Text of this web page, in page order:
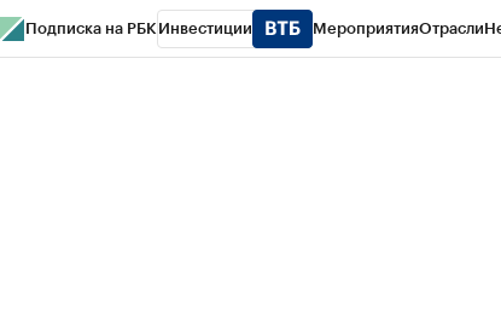
Подписка на РБК Инвестиции МероприятияОтрасли